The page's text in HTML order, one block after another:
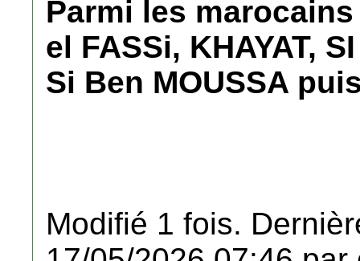
Parmi les
el FASSi, KHAYAT,
Si Ben MOUSSA
Modifié 1 fois.